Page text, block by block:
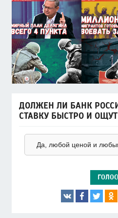
ДОЛЖЕН ЛИ БАНК
СТАВКУ БЫСТРО И